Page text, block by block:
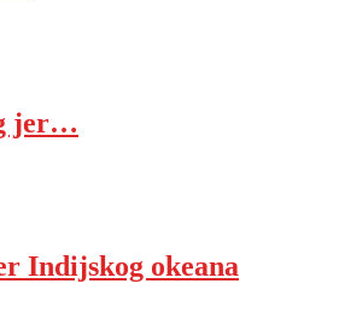
jer…
Indijskog okeana